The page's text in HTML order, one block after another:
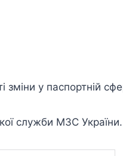
зміни у паспортній
служби МЗС України.